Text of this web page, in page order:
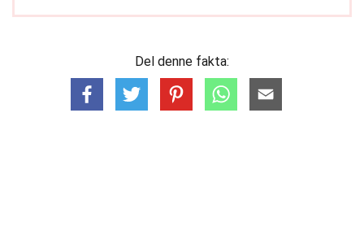
Del denne fakta: